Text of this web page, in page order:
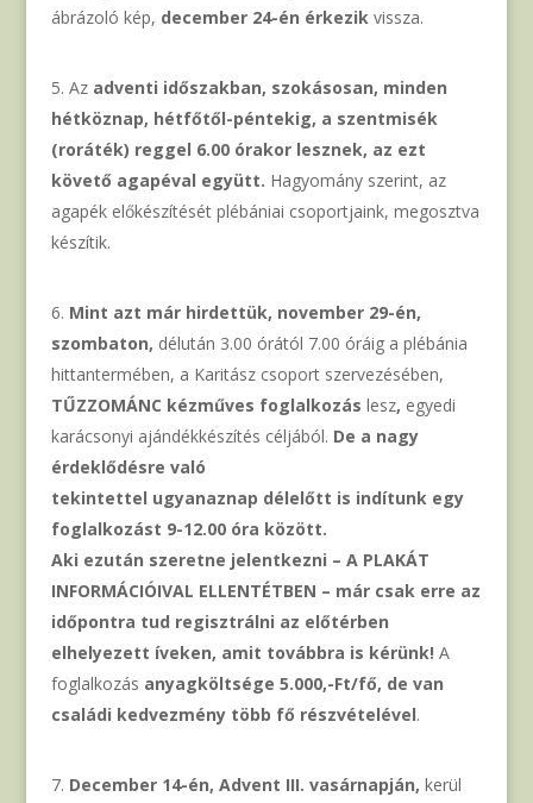
ábrázoló kép, december 24-én érkezikvissza.
Az adventi időszakban, szokásosan, minden
hétköznap, hétfőtől-péntekig, a szentmisék
(roráték) reggel 6.00 órakor lesznek, az ezt
követő agapéval együtt. Hagyomány szerint, az
agapék előkészítését plébániai csoportjaink, megosztva
készítik.
Mint azt már hirdettük, november 29-én,
szombaton, délután 3.00 órától 7.00 óráig a plébánia
hittantermében, a Karitász csoport szervezésében,
TŰZZOMÁNC kézműves foglalkozás lesz, egyedi
karácsonyi ajándékkészítés céljából. De a nagy
érdeklődésre való
tekintettel ugyanaznap délelőtt is indítunk egy
foglalkozást 9-12.00 óra között.
Aki ezután szeretne jelentkezni – A PLAKÁT
INFORMÁCIÓIVAL ELLENTÉTBEN – már csak erre az
időpontra tud regisztrálni az előtérben
elhelyezett íveken, amit továbbra is kérünk! A
foglalkozás anyagköltsége 5.000,-Ft/fő, de van
családi kedvezmény több fő részvételével.
December 14-én, Advent III. vasárnapján, kerül